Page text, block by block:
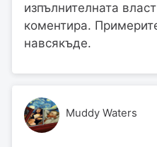
изпълнителната
коментира.
навсякъде.
Muddy Waters